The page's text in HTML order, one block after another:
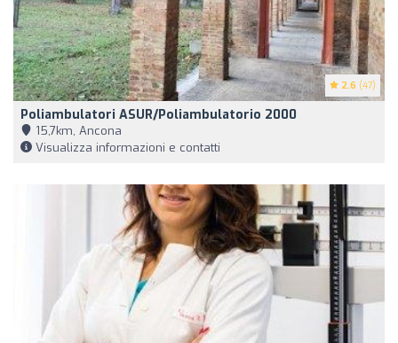
2.6 (47)
Poliambulatori ASUR/Poliambulatorio 2000
15,7km, Ancona
Visualizza informazioni e contatti